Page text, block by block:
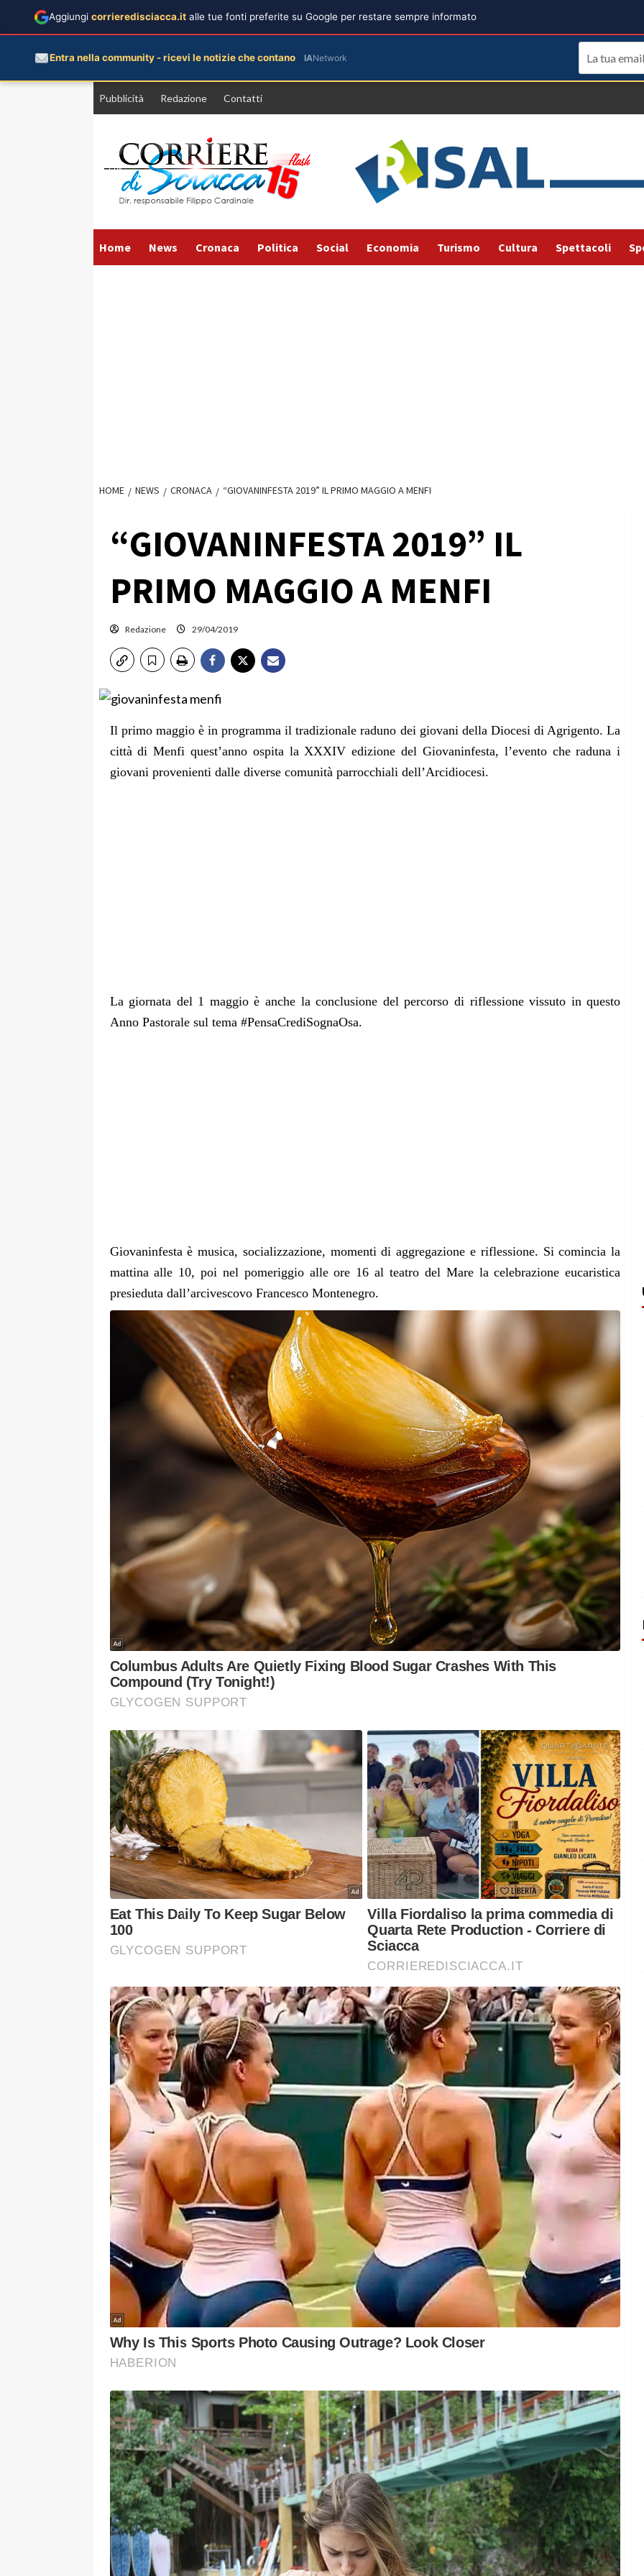
Pubblicità Redazione Contatti
Home News Cronaca Politica Social Economia Turismo Cultura Spettacoli
HOME NEWS CRONACA “GIOVANINFESTA 2019” IL PRIMO MAGGIO A MENFI
“GIOVANINFESTA 2019” IL
PRIMO MAGGIO A MENFI
Redazione 29/04/2019
Il primo maggio è in programma il tradizionale raduno dei giovani della Diocesi di Agrigento. La
città di Menfi quest’anno ospita la XXXIV edizione del Giovaninfesta, l’evento che raduna i
giovani provenienti dalle diverse comunità parrocchiali dell’Arcidiocesi.
La giornata del 1 maggio è anche la conclusione del percorso di riflessione vissuto in questo
Anno Pastorale sul tema #PensaCrediSognaOsa.
Giovaninfesta è musica, socializzazione, momenti di aggregazione e riflessione. Si comincia la
mattina alle 10, poi nel pomeriggio alle ore 16 al teatro del Mare la celebrazione eucaristica
presieduta dall’arcivescovo Francesco Montenegro.
Aggiungi corrieredisciacca.it alle tue fonti preferite su Google per restare sempre informato
Entra nella community - ricevi le notizie che contano IANetwork